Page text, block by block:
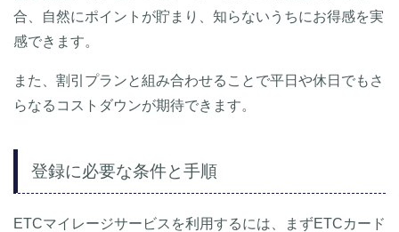
合、自然にポイントが貯まり、知らないうちにお得感を実
感できます。
また、割引プランと組み合わせることで平日や休日でもさ
らなるコストダウンが期待できます。
登録に必要な条件と手順
ETCマイレージサービスを利用するには、まずETCカード